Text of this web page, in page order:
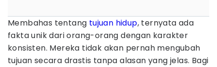
Membahas tentang tujuan hidup, ternyata ada
fakta unik dari orang-orang dengan karakter
konsisten. Mereka tidak akan pernah mengubah
tujuan secara drastis tanpa alasan yang jelas. Bagi